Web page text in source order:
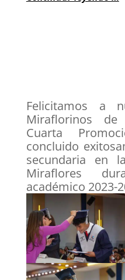
Felicitamos a
Miraflorinos de
Cuarta
concluido
secundaria en
Miraflores
académico 2023-